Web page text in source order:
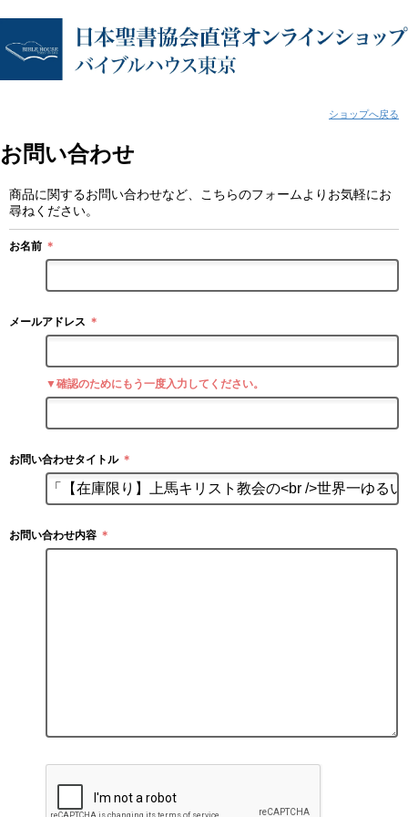
ショップへ戻る
お問い合わせ
商品に関するお問い合わせなど、こちらのフォームよりお気軽にお
尋ねください。
お名前 ＊
メールアドレス ＊
▼確認のためにもう一度入力してください。
お問い合わせタイトル ＊
お問い合わせ内容 ＊